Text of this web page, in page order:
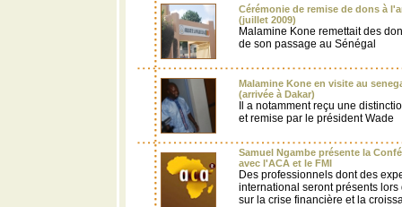
Cérémonie de remise de dons à
(juillet 2009)
Malamine Kone remettait des
de son passage au Sénégal
Malamine Kone en visite au
(arrivée à Dakar)
Il a notamment reçu une
et remise par le président Wade
Samuel Ngambe présente la
avec l'ACA et le FMI
Des professionnels dont des
international seront présents
sur la crise financière et la